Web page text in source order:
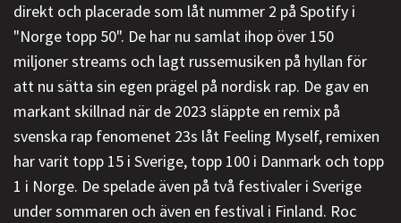
direkt och placerade som låt nummer 2 på Spotify i
"Norge topp 50". De har nu samlat ihop över 150
miljoner streams och lagt russemusiken på hyllan för
att nu sätta sin egen prägel på nordisk rap. De gav en
markant skillnad när de 2023 släppte en remix på
svenska rap fenomenet 23s låt Feeling Myself, remixen
har varit topp 15 i Sverige, topp 100 i Danmark och topp
1 i Norge. De spelade även på två festivaler i Sverige
under sommaren och även en festival i Finland. Roc